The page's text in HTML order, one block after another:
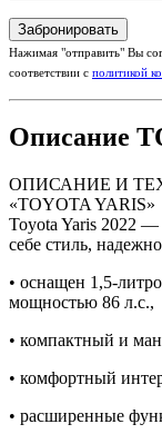
Нажимая "отправить" Вы
соответствии с политикой
Описание
ОПИСАНИЕ И
«TOYOTA YARIS»
Toyota Yaris 2022
себе стиль,
• оснащен 1,5-
мощностью 86 л.с.,
• компактный и
• комфортный
• расширенные